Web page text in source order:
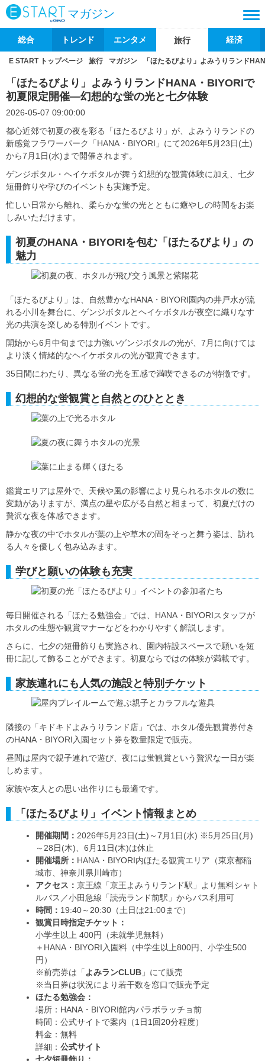
マガジン
総合 トレンド エンタメ 旅行 経済
E START トップページ 旅行 マガジン 「ほたるびより」よみうりランド
「ほたるびより」よみうりランドHANA・BIYORIで
初夏限定開催―幻想的な蛍の光と七夕体験
2026-05-07 09:00:00
都心近郊で初夏の夜を彩る「ほたるびより」が、よみうりランドの
新感覚フラワーパーク「HANA・BIYORI」にて2026年5月23日(土)
から7月1日(水)まで開催されます。
ゲンジボタル・ヘイケボタルが舞う幻想的な観賞体験に加え、七夕
短冊飾りや学びのイベントも実施予定。
忙しい日常から離れ、柔らかな蛍の光とともに癒やしの時間をお楽
しみいただけます。
初夏のHANA・BIYORIを包む「ほたるびより」の
魅力
「ほたるびより」は、自然豊かなHANA・BIYORI園内の井戸水が流
れる小川を舞台に、ゲンジボタルとヘイケボタルが夜空に織りなす
光の共演を楽しめる特別イベントです。
開始から6月中旬までは力強いゲンジボタルの光が、7月に向けては
より淡く情緒的なヘイケボタルの光が観賞できます。
35日間にわたり、異なる蛍の光を五感で満喫できるのが特徴です。
幻想的な蛍観賞と自然とのひととき
鑑賞エリアは屋外で、天候や風の影響により見られるホタルの数に
変動がありますが、満点の星や広がる自然と相まって、初夏だけの
贅沢な夜を体感できます。
静かな夜の中でホタルが葉の上や草木の間をそっと舞う姿は、訪れ
る人々を優しく包み込みます。
学びと願いの体験も充実
毎日開催される「ほたる勉強会」では、HANA・BIYORIスタッフが
ホタルの生態や観賞マナーなどをわかりやすく解説します。
さらに、七夕の短冊飾りも実施され、園内特設スペースで願いを短
冊に記して飾ることができます。初夏ならではの体験が満載です。
家族連れにも人気の施設と特別チケット
隣接の「キドキドよみうりランド店」では、ホタル優先観賞券付き
のHANA・BIYORI入園セット券を数量限定で販売。
昼間は屋内で親子連れで遊び、夜には蛍観賞という贅沢な一日が楽
しめます。
家族や友人との思い出作りにも最適です。
「ほたるびより」イベント情報まとめ
開催期間： 2026年5月23日(土)～7月1日(水) ※5月25日(月)
～28日(木)、6月11日(木)は休止
開催場所： HANA・BIYORI内ほたる観賞エリア（東京都稲
城市、神奈川県川崎市）
アクセス： 京王線「京王よみうりランド駅」より無料シャト
ルバス／小田急線「読売ランド前駅」からバス利用可
時間： 19:40～20:30（土日は21:00まで）
観賞日時指定チケット：
小学生以上 400円（未就学児無料）
＋HANA・BIYORI入園料（中学生以上800円、小学生500
円）
※前売券は「 よみランCLUB 」にて販売
※当日券は状況により若干数を窓口で販売予定
ほたる勉強会：
場所：HANA・BIYORI館内パラボラッチョ前
時間：公式サイトで案内（1日1回20分程度）
料金：無料
詳細： 公式サイト